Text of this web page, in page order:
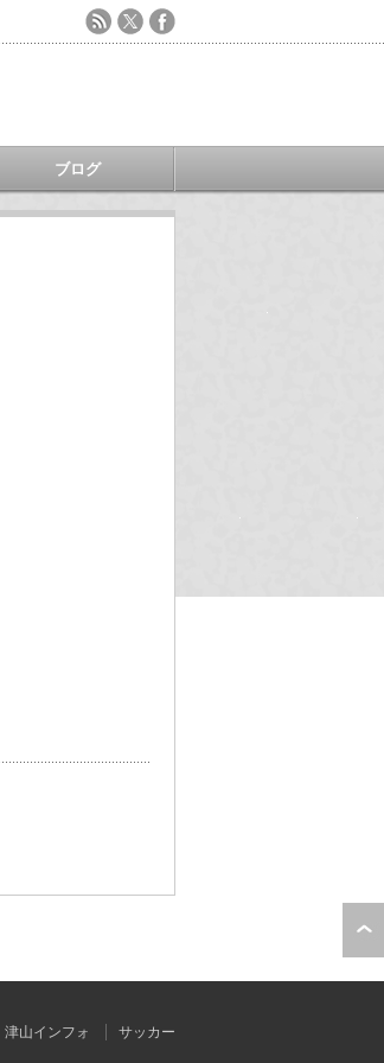
ブログ
津山インフォ サッカー